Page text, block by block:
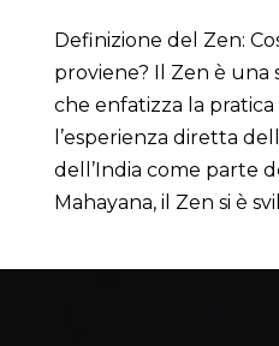
Definizione del Zen:
proviene? Il Zen è una
che enfatizza la
l’esperienza diretta
dell’India come parte
Mahayana, il Zen si è